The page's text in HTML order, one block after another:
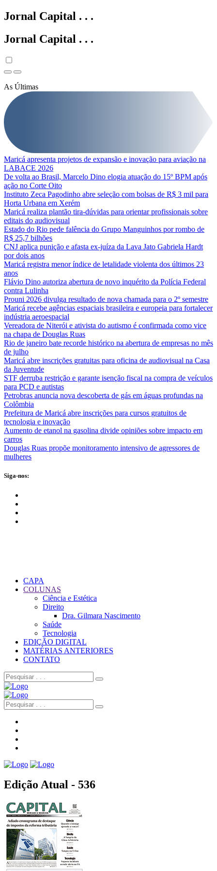
Jornal Capital . . .
Jornal Capital . . .
As Últimas
Maricá apresenta projetos de expansão e inovação para aviação na
LABACE 2026
De volta ao Brasil, Marcelo Dino elogia atuação do 15º BPM após
ação no Corte Oito
Instituto Zeca Pagodinho abre seleção com bolsas de R$ 3 mil para
Horta Urbana em Xerém
Maricá realiza plantão tira-dúvidas para orientar profissionais sobre
editais do audiovisual
Estado do Rio pede falência do Grupo Manguinhos por rombo de
R$ 25,7 bilhões
CNJ aplica punição e afasta ex-juíza da Lava Jato Gabriela Hardt
por dois anos
Maricá registra menor índice de letalidade violenta dos últimos 23
anos
Flávio Dino autoriza abertura de novo inquérito da Polícia Federal
contra Lulinha
Prouni 2026 divulga resultado de nova chamada para o 2º semestre
Maricá recebe agências espaciais brasileira e europeia para fortalecer
indústria aeroespacial
Vereadora de Niterói e ativista do autismo é confirmada como vice
na chapa de Douglas Ruas
Rio de janeiro bate recorde histórico na abertura de empresas no mês
de julho
Maricá abre inscrições gratuitas para oficina de audiovisual na Casa
da Juventude
STF derruba restrição e garante isenção fiscal na compra de veículos
para PCD e autistas
Petrobras anuncia nova descoberta de gás em águas profundas na
Colômbia
Prefeitura de Maricá abre inscrições para cursos gratuitos de
tecnologia e inovação
Aumento de etanol na gasolina divide opiniões sobre impacto em
carros
Douglas Ruas propõe monitoramento intensivo de agressores de
mulheres
Siga-nos:
CAPA
COLUNAS
Ciência e Estética
Direito
Dra. Gilmara Nascimento
Saúde
Tecnologia
EDIÇÃO DIGITAL
MATÉRIAS ANTERIORES
CONTATO
Edição Atual - 536